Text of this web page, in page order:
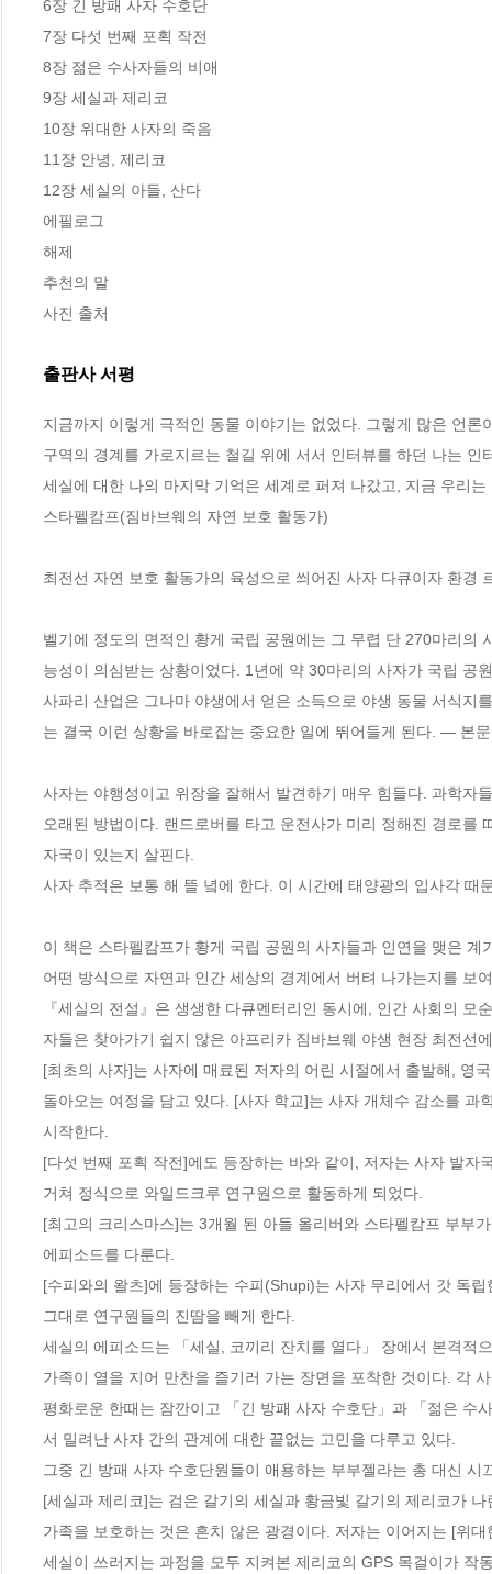
6장 긴 방패 사자 수호단
7장 다섯 번째 포획 작전
8장 젊은 수사자들의 비애
9장 세실과 제리코
10장 위대한 사자의 죽음
11장 안녕, 제리코
12장 세실의 아들, 산다
에필로그
해제
추천의 말
사진 출처
출판사 서평
지금까지 이렇게 극적인 동물 이야기는 없었다. 그렇게 많은 언
구역의 경계를 가로지르는 철길 위에 서서 인터뷰를 하던 나는
세실에 대한 나의 마지막 기억은 세계로 퍼져 나갔고, 지금 우리
스타펠캄프(짐바브웨의 자연 보호 활동가)
최전선 자연 보호 활동가의 육성으로 씌어진 사자 다큐이자 환경
벨기에 정도의 면적인 황게 국립 공원에는 그 무렵 단 270마리의
능성이 의심받는 상황이었다. 1년에 약 30마리의 사자가 국립 공
사파리 산업은 그나마 야생에서 얻은 소득으로 야생 동물 서식지
는 결국 이런 상황을 바로잡는 중요한 일에 뛰어들게 된다. ― 본
사자는 야행성이고 위장을 잘해서 발견하기 매우 힘들다. 과학자
오래된 방법이다. 랜드로버를 타고 운전사가 미리 정해진 경로
자국이 있는지 살핀다.
사자 추적은 보통 해 뜰 녘에 한다. 이 시간에 태양광의 입사각
이 책은 스타펠캄프가 황게 국립 공원의 사자들과 인연을 맺은
어떤 방식으로 자연과 인간 세상의 경계에서 버텨 나가는지를 보
『세실의 전설』은 생생한 다큐멘터리인 동시에, 인간 사회의
자들은 찾아가기 쉽지 않은 아프리카 짐바브웨 야생 현장 최전선
[최초의 사자]는 사자에 매료된 저자의 어린 시절에서 출발해, 영
돌아오는 여정을 담고 있다. [사자 학교]는 사자 개체수 감소를
시작한다.
[다섯 번째 포획 작전]에도 등장하는 바와 같이, 저자는 사자 발
거쳐 정식으로 와일드크루 연구원으로 활동하게 되었다.
[최고의 크리스마스]는 3개월 된 아들 올리버와 스타펠캄프 부부
에피소드를 다룬다.
[수피와의 왈츠]에 등장하는 수피(Shupi)는 사자 무리에서 갓 독
그대로 연구원들의 진땀을 빼게 한다.
세실의 에피소드는 「세실, 코끼리 잔치를 열다」 장에서 본격적
가족이 열을 지어 만찬을 즐기러 가는 장면을 포착한 것이다. 각
평화로운 한때는 잠깐이고 「긴 방패 사자 수호단」과 「젊은 수
서 밀려난 사자 간의 관계에 대한 끝없는 고민을 다루고 있다.
그중 긴 방패 사자 수호단원들이 애용하는 부부젤라는 총 대신
[세실과 제리코]는 검은 갈기의 세실과 황금빛 갈기의 제리코가
가족을 보호하는 것은 흔치 않은 광경이다. 저자는 이어지는 [위
세실이 쓰러지는 과정을 모두 지켜본 제리코의 GPS 목걸이가